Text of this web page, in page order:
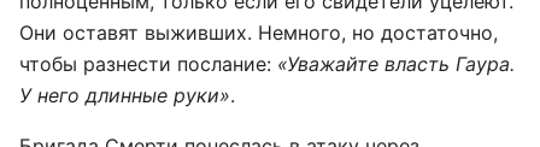
Они оставят выживших. Немного, но достаточно,
чтобы разнести послание: «Уважайте власть Гаура.
У него длинные руки».